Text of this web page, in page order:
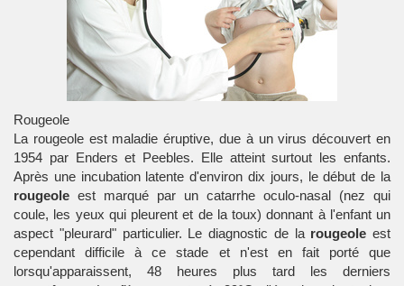
Rougeole
La rougeole est maladie éruptive, due à un virus découvert en
1954 par Enders et Peebles. Elle atteint surtout les enfants.
Après une incubation latente d'environ dix jours, le début de la
rougeole est marqué par un catarrhe oculo-nasal (nez qui
coule, les yeux qui pleurent et de la toux) donnant à l'enfant un
aspect "pleurard" particulier. Le diagnostic de la rougeole est
cependant difficile à ce stade et n'est en fait porté que
lorsqu'apparaissent, 48 heures plus tard les derniers